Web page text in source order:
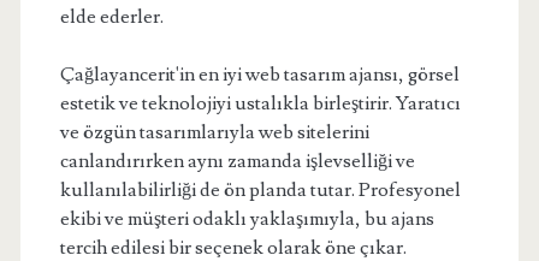
elde ederler.
Çağlayancerit'in en iyi web tasarım ajansı, görsel
estetik ve teknolojiyi ustalıkla birleştirir. Yaratıcı
ve özgün tasarımlarıyla web sitelerini
canlandırırken aynı zamanda işlevselliği ve
kullanılabilirliği de ön planda tutar. Profesyonel
ekibi ve müşteri odaklı yaklaşımıyla, bu ajans
tercih edilesi bir seçenek olarak öne çıkar.